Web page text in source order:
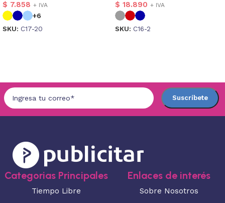
$ 7.858 + IVA
+6
SKU: C17-20
$ 18.890 + IVA
SKU: C16-2
Categorias Principales
Tiempo Libre
Enlaces de interés
Sobre Nosotros